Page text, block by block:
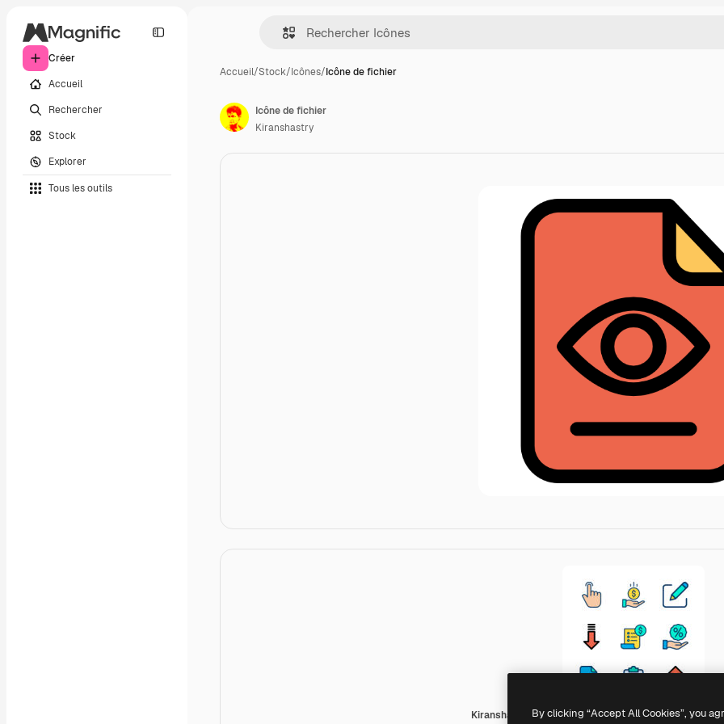
Créer
Accueil
Rechercher
Stock
Explorer
Tous les outils
Accueil/Stock/Icônes/Icône de fichier
Kiranshastry Lineal Color
Icône de fichier
Kiranshastry
By clicking “Accept All Cookies”, you